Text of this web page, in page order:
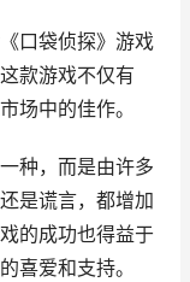
口袋侦探》游戏
款游戏不仅有
场中的佳作。
种，而是由许多
是谎言，都增加
的成功也得益于
喜爱和支持。